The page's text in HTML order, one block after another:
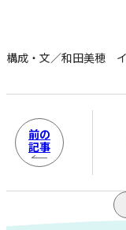
構成・文／和田美穂
前の
記事